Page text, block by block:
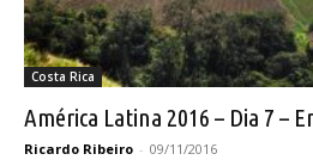
Costa Rica
América Latina 2016 – Dia 7 –
Ricardo Ribeiro - 09/11/2016